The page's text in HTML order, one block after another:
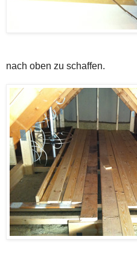
nach oben zu schaffen.